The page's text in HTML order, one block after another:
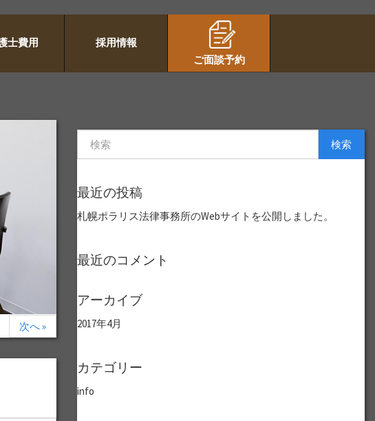
士費用
採用情報
ご面談予約
次へ »
検索
最近の投稿
札幌ポラリス法律事務所のWebサイトを公開しました。
最近のコメント
アーカイブ
2017年4月
カテゴリー
info